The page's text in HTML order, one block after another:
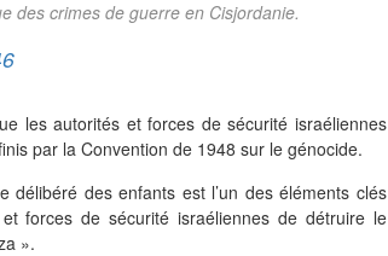
des crimes de guerre en Cisjordanie.
les autorités et forces de sécurité israéliennes
par la Convention de 1948 sur le génocide.
délibéré des enfants est l’un des éléments clés
forces de sécurité israéliennes de détruire le
».